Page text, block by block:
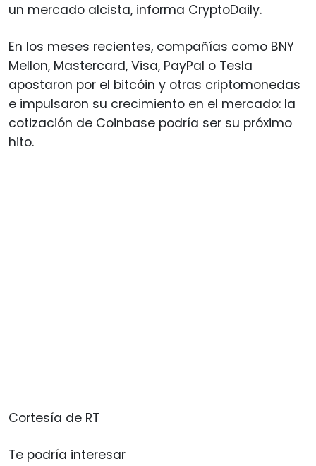
un mercado alcista, informa CryptoDaily.
En los meses recientes, compañías como BNY
Mellon, Mastercard, Visa, PayPal o Tesla
apostaron por el bitcóin y otras criptomonedas
e impulsaron su crecimiento en el mercado: la
cotización de Coinbase podría ser su próximo
hito.
Cortesía de RT
Te podría interesar